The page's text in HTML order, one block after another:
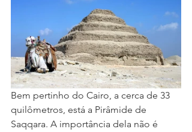
Bem pertinho do Cairo, a cerca de 33
quilômetros, está a Pirâmide de
Saqqara. A importância dela não é